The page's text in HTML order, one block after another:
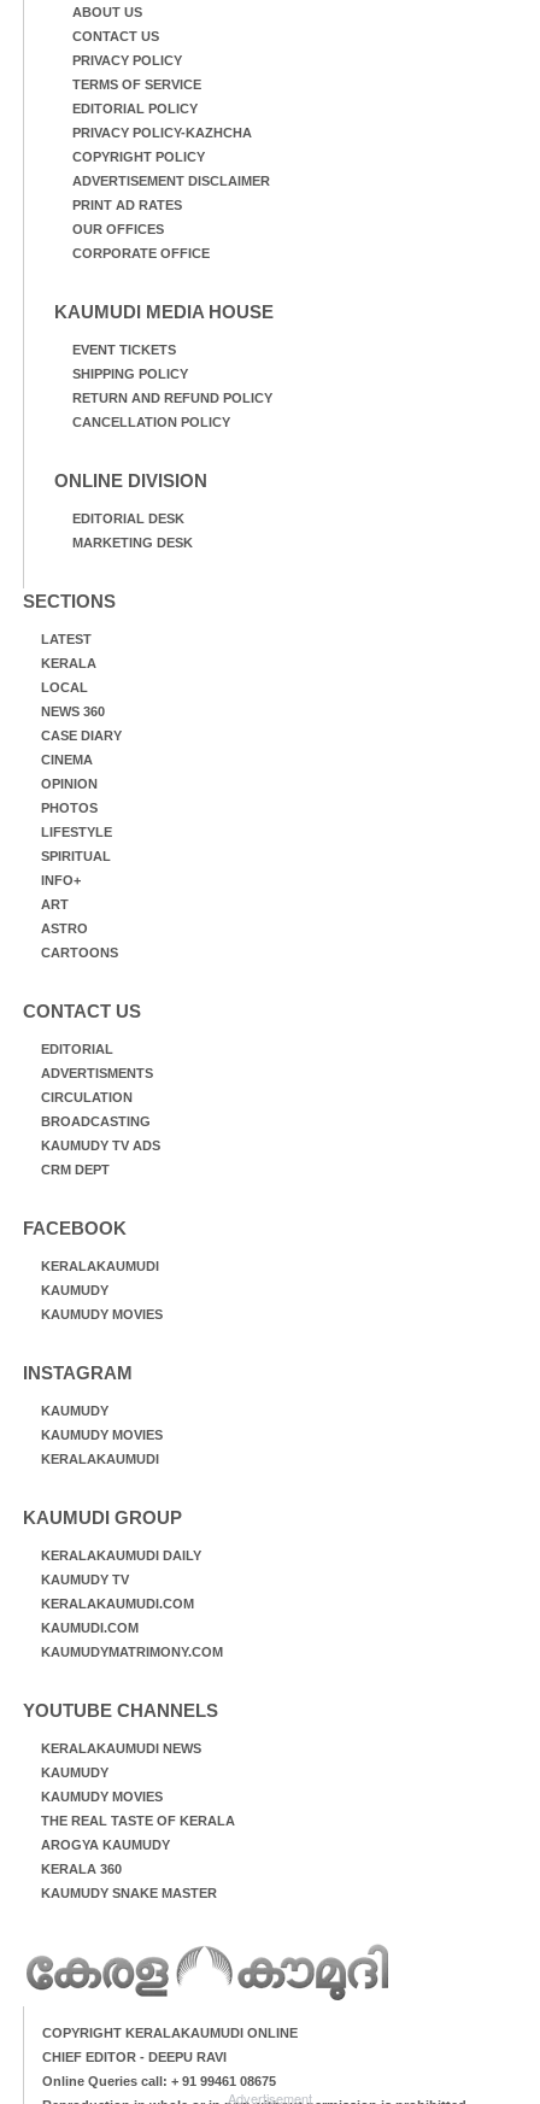
ABOUT US
CONTACT US
PRIVACY POLICY
TERMS OF SERVICE
EDITORIAL POLICY
PRIVACY POLICY-KAZHCHA
COPYRIGHT POLICY
ADVERTISEMENT DISCLAIMER
PRINT AD RATES
OUR OFFICES
CORPORATE OFFICE
KAUMUDI MEDIA HOUSE
EVENT TICKETS
SHIPPING POLICY
RETURN AND REFUND POLICY
CANCELLATION POLICY
ONLINE DIVISION
EDITORIAL DESK
MARKETING DESK
SECTIONS
LATEST
KERALA
LOCAL
NEWS 360
CASE DIARY
CINEMA
OPINION
PHOTOS
LIFESTYLE
SPIRITUAL
INFO+
ART
ASTRO
CARTOONS
CONTACT US
EDITORIAL
ADVERTISMENTS
CIRCULATION
BROADCASTING
KAUMUDY TV ADS
CRM DEPT
FACEBOOK
KERALAKAUMUDI
KAUMUDY
KAUMUDY MOVIES
INSTAGRAM
KAUMUDY
KAUMUDY MOVIES
KERALAKAUMUDI
KAUMUDI GROUP
KERALAKAUMUDI DAILY
KAUMUDY TV
KERALAKAUMUDI.COM
KAUMUDI.COM
KAUMUDYMATRIMONY.COM
YOUTUBE CHANNELS
KERALAKAUMUDI NEWS
KAUMUDY
KAUMUDY MOVIES
THE REAL TASTE OF KERALA
AROGYA KAUMUDY
KERALA 360
KAUMUDY SNAKE MASTER
COPYRIGHT KERALAKAUMUDI ONLINE
CHIEF EDITOR - DEEPU RAVI
Online Queries call: + 91 99461 08675
Advertisement